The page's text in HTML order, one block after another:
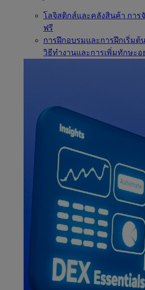
โลจิสติกส์และคลังสินค้า การ
ฟรี
การฝึกอบรมและการฝึกเริ่มต้
วิธีทำงานและการเพิ่มทักษะอ